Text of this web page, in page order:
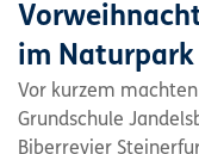
im Naturpark
Vor kurzem
Grundschule
Biberrevier